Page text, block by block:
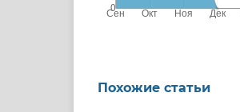
Похожие статьи